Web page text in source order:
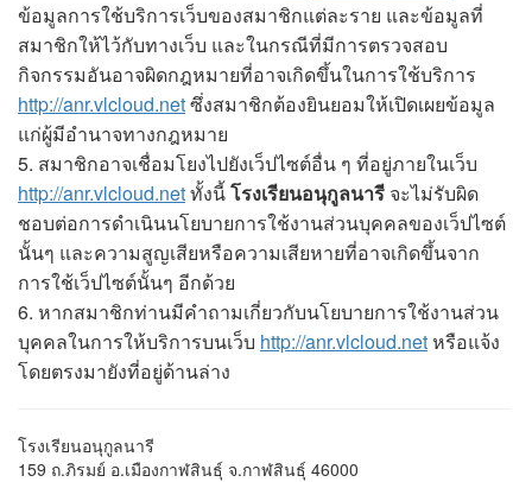
ข้อมูลการใช้บริการเว็บของสมาชิกแต่ละราย และข้อมูลที่
สมาชิกให้ไว้กับทางเว็บ และในกรณีที่มีการตรวจสอบ
กิจกรรมอันอาจผิดกฎหมายที่อาจเกิดขึ้นในการใช้บริการ
http://anr.vlcloud.netซึ่งสมาชิกต้องยินยอมให้เปิดเผยข้อมูล
แก่ผู้มีอำนาจทางกฎหมาย
5. สมาชิกอาจเชื่อมโยงไปยังเว็ปไซต์อื่น ๆ ที่อยู่ภายในเว็บ
http://anr.vlcloud.netทั้งนี้โรงเรียนอนุกูลนารี จะไม่รับผิด
ชอบต่อการดำเนินนโยบายการใช้งานส่วนบุคคลของเว็ปไซต์
นั้นๆ และความสูญเสียหรือความเสียหายที่อาจเกิดขึ้นจาก
การใช้เว็ปไซต์นั้นๆ อีกด้วย
6. หากสมาชิกท่านมีคำถามเกี่ยวกับนโยบายการใช้งานส่วน
บุคคลในการให้บริการบนเว็บ http://anr.vlcloud.netหรือแจ้ง
โดยตรงมายังที่อยู่ด้านล่าง
โรงเรียนอนุกูลนารี
159 ถ.ภิรมย์ อ.เมืองกาฬสินธุ์ จ.กาฬสินธุ์ 46000